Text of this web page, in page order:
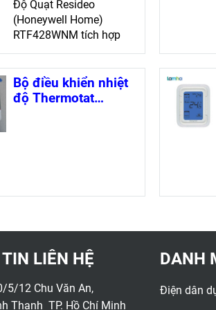
Độ Quạt Resideo
(Honeywell Home)
RTF428WNM tích hợp
Modbus RTU, giúp điều
chỉnh van và quạt hiệu
quả, tối ưu năng lượng
cho hệ thống cuộn dây
Bộ điều khiển nhiệt
độ Thermotat
LIÊN HỆ
5/12 Chu Văn An,
Thạnh TP. Hồ Chí Minh
DANH
Điện dân